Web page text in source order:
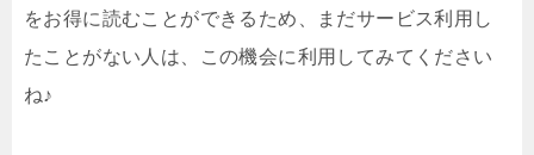
をお得に読むことができるため、まだサービス利用し
たことがない人は、この機会に利用してみてください
ね♪